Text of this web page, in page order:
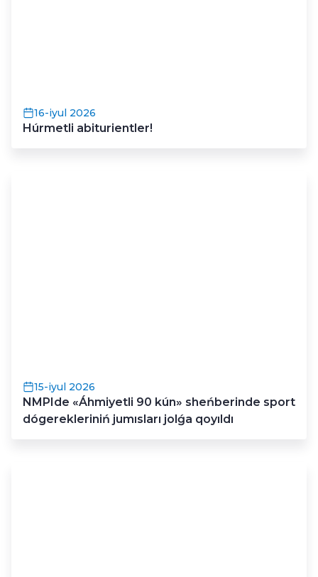
16-iyul 2026
Húrmetli abiturientler!
15-iyul 2026
NMPIde «Áhmiyetli 90 kún» sheńberinde sport
dógerekleriniń jumısları jolǵa qoyıldı